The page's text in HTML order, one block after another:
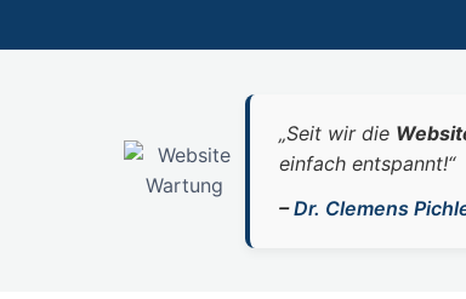
„Seit wir die
einfach entspannt!“
–Dr. Clemens